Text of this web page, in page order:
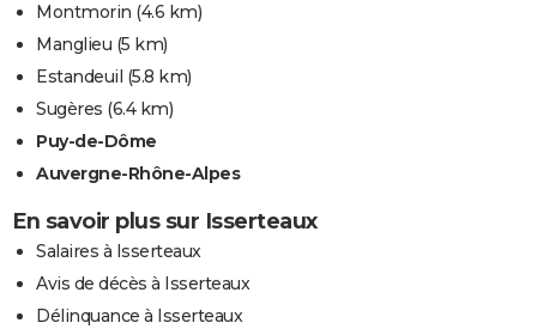
Montmorin (4.6 km)
Manglieu (5 km)
Estandeuil (5.8 km)
Sugères (6.4 km)
Puy-de-Dôme
Auvergne-Rhône-Alpes
En savoir plus sur Isserteaux
Salaires à Isserteaux
Avis de décès à Isserteaux
Délinquance à Isserteaux